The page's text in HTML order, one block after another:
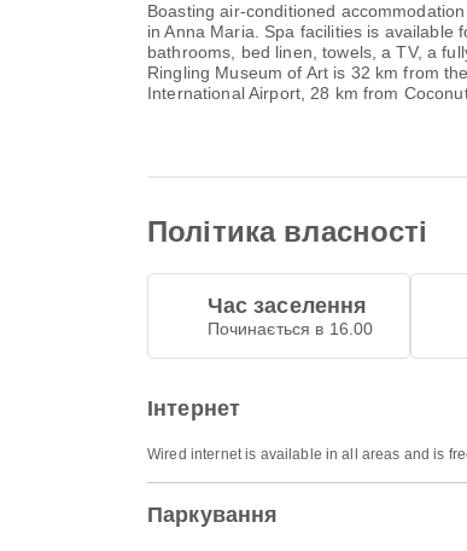
Boasting air-conditioned
in Anna Maria. Spa facilities is
bathrooms, bed linen, towels, a TV, a
Ringling Museum of Art is 32 km from
International Airport, 28 km from
Політика власності
Час заселення
Починається в 16.00
Інтернет
Wired internet is available in all areas and is
Паркування